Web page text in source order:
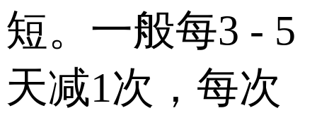
短。一般每3 - 5
天减1次，每次